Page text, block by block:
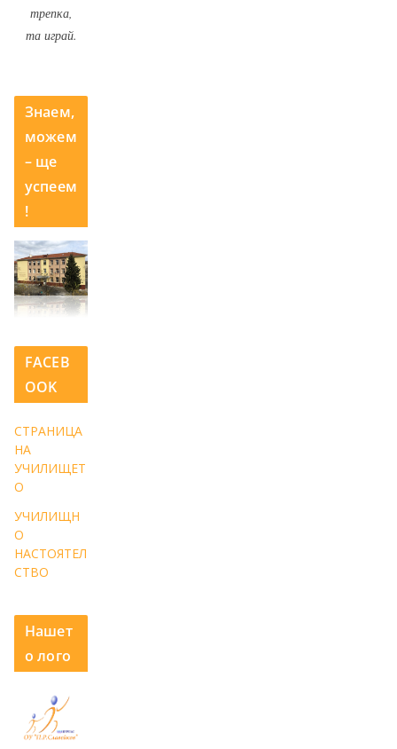
трепка,
та играй.
Знаем,
можем
– ще
успеем
!
FACEB
OOK
СТРАНИЦА
НА
УЧИЛИЩЕТ
О
УЧИЛИЩН
О
НАСТОЯТЕЛ
СТВО
Нашет
о лого